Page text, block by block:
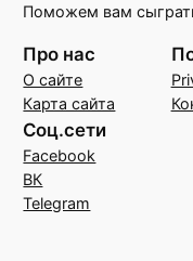
Поможем вам
Про нас
О сайте
Карта сайта
Соц.сети
Facebook
ВК
Telegram